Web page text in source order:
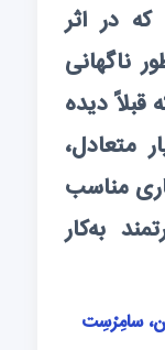
در اثر
ناگهانی
قبلاً دیده
متعادل،
مناسب
به‌کار
سامِرْسِت